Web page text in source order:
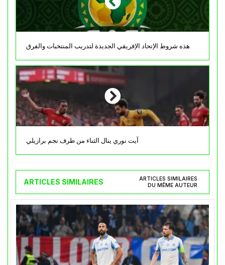
هذه شروط الإتحاد الإفريقي الجديدة لتدريب المنتخبات والفرق
آيت نوري ينال الثناء من طرف نجم برازيلي
ARTICLES SIMILAIRES
ARTICLES SIMILAIRES
DU MÊME AUTEUR